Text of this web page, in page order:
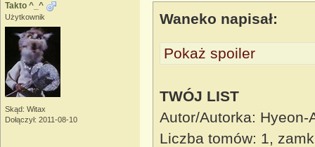
Takto ^_^
Użytkownik
Skąd: Witax
Dołączył: 2011-08-10
Waneko napisał:
Pokaż spoiler
TWÓJ LIST
Autor/Autorka: Hyeon-
Liczba tomów: 1,